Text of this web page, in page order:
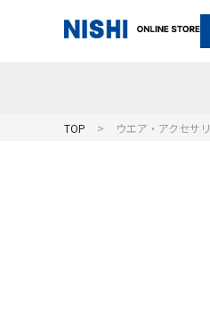
TOP ウエア・アクセサリ